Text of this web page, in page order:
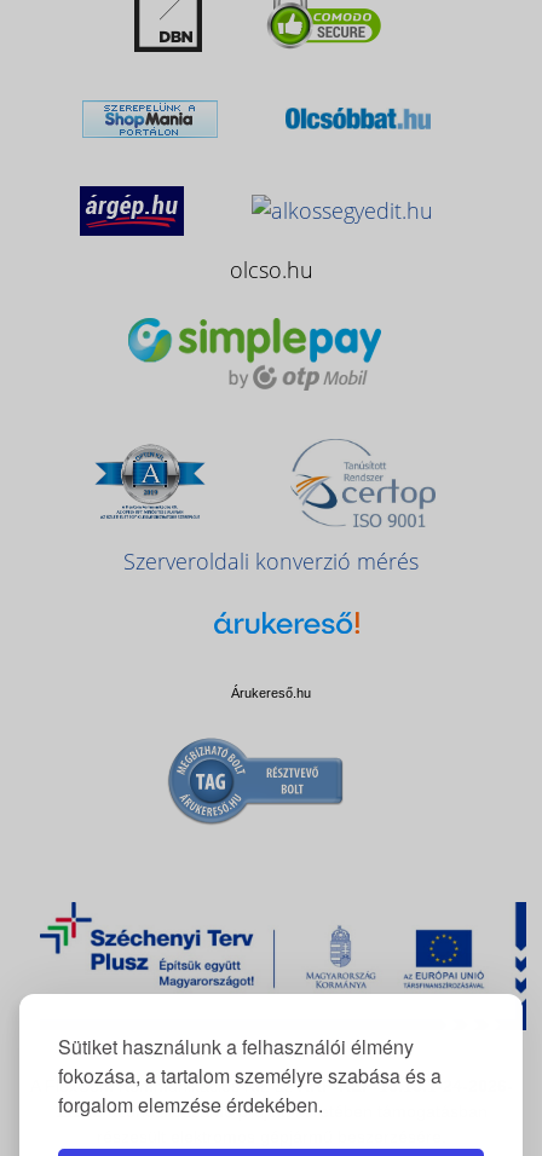
Sütiket használunk a felhasználói élmény
fokozása, a tartalom személyre szabása és a
forgalom elemzése érdekében.
olcso.hu
Szerveroldali konverzió mérés
Árukereső.hu
A FlexCom Kommunikációs Kft. azRRF-REP-10.10.1-24-2026-
11222azonosítószámú projekt keretében támogatásban